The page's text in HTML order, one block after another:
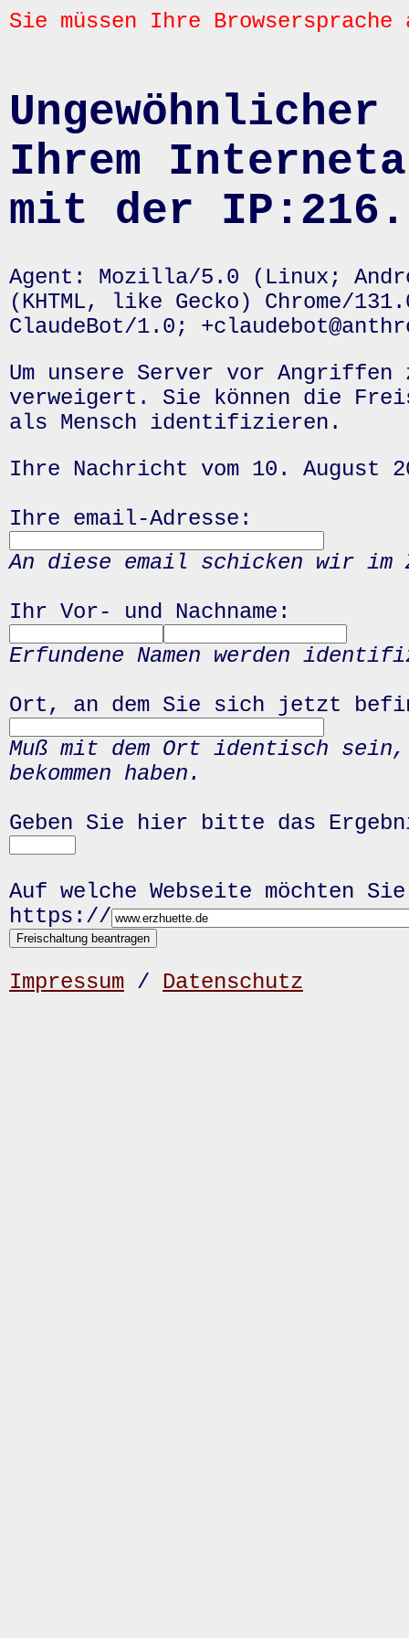
Sie müssen Ihre
Ihrem
mit der
Agent: Mozilla/5.0 (Linux;
(KHTML, like Gecko) Chrome/
ClaudeBot/1.0;
Um unsere Server vor
verweigert. Sie können die
als Mensch identifizieren.
Ihre Nachricht vom 10. August
Ihre email-Adresse:
An diese email schicken wir
Ihr Vor- und Nachname:
Erfundene Namen werden
Ort, an dem Sie sich jetzt
Muß mit dem Ort identisch
bekommen haben.
Geben Sie hier bitte das
Auf welche Webseite möchten
https://
Impressum / Datenschutz